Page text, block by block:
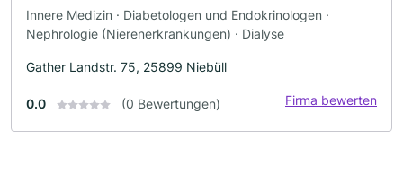
Innere Medizin · Diabetologen und Endokrinologen ·
Nephrologie (Nierenerkrankungen) · Dialyse
Gather Landstr. 75, 25899 Niebüll
0.0 (0 Bewertungen) Firma bewerten